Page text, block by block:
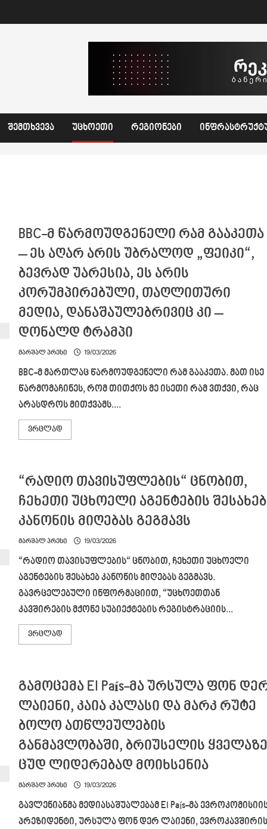
ᲨᲔᲛᲗᲮᲕᲔᲕᲐ ᲣᲪᲮᲝᲔᲗᲘ ᲠᲔᲒᲘᲝᲜᲔᲑᲘ
BBC-მ წარმოუდგენელი რამ გააკეთა
– ეს აღარ არის უბრალოდ „ფეიკი“,
ბევრად უარესია, ეს არის
კორუმპირებული, თაღლითური
მედია, დანაშაულებრივიც კი –
დონალდ ტრამპი
მარშალ პრესი 19/03/2026
BBC-მ მართლაც წარმოუდგენელი რამ გააკეთა. მათ ისე
წარმომაჩინეს, რომ თითქოს მე ისეთი რამ ვთქვი, რაც
არასდროს მითქვამს....
ვრცლადRead
more
რამ
გააკეთა
–
ეს
აღარ
არის
„ფეიკი“,
ბევრად
უარესია,
ეს
არის
კორუმპირებული,
თაღლითური
მედია,
დანაშაულებრივიც
კი
დონალდ
ტრამპი
“რადიო თავისუფლების“ ცნობით,
ჩეხეთი უცხოელი აგენტების შესახებ
კანონის მიღებას გეგმავს
მარშალ პრესი 19/03/2026
“რადიო თავისუფლების“ ცნობით, ჩეხეთი უცხოელი
აგენტების შესახებ კანონის მიღებას გეგმავს.
გავრცელებული ინფორმაციით, “უცხოეთთან
კავშირების მქონე სუბიექტების რეგისტრაციის...
ვრცლადRead
more
ჩეხეთი
უცხოელი
აგენტების
შესახებ
კანონის
მიღებას
გამოცემა El País-მა ურსულა ფონ
ლაიენი, კაია კალასი და მარკ რუტე
ბოლო ათწლეულების
განმავლობაში, ბრიუსელის ყველაზე
ცუდ ლიდერებად მოიხსენია
მარშალ პრესი 19/03/2026
გავლენიანმა მედიასაშუალებამ El País-მა
პრეზიდენტი, ურსულა ფონ დერ ლაიენი, ევროკავშირის